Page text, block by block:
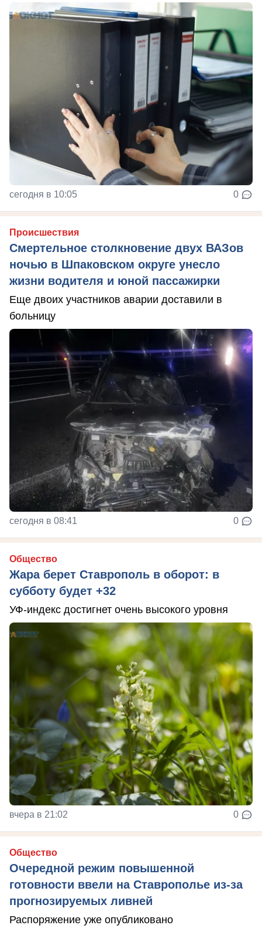
сегодня в 10:05 0
Происшествия
Смертельное столкновение двух ВАЗов
ночью в Шпаковском округе унесло
жизни водителя и юной пассажирки
Еще двоих участников аварии доставили в
больницу
сегодня в 08:41 0
Общество
Жара берет Ставрополь в оборот: в
субботу будет +32
УФ-индекс достигнет очень высокого уровня
вчера в 21:02 0
Общество
Очередной режим повышенной
готовности ввели на Ставрополье из-за
прогнозируемых ливней
Распоряжение уже опубликовано